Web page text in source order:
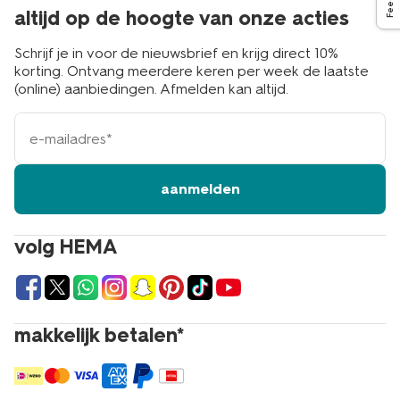
volg HEMA
makkelijk betalen*
altijd op de hoogte van onze acties
Schrijf je in voor de nieuwsbrief en krijg direct 10%
korting. Ontvang meerdere keren per week de laatste
(online) aanbiedingen. Afmelden kan altijd.
e-
mailadres
aanmelden